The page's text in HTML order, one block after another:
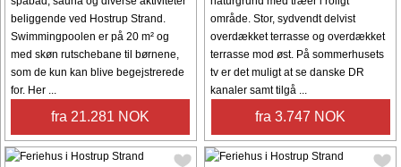
beliggende ved Hostrup Strand.
Swimmingpoolen er på 20 m² og
med skøn rutschebane til børnene,
som de kun kan blive begejstrerede
for. Her ...
fra 21.281 NOK
område. Stor, sydvendt delvist
overdækket terrasse og overdækket
terrasse mod øst. På sommerhusets
tv er det muligt at se danske DR
kanaler samt tilgå ...
fra 3.747 NOK